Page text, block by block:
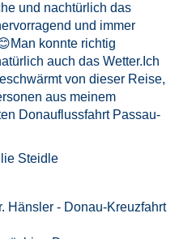
und nachtürlich das
und immer
konnte richtig
auch das Wetter.Ich
von dieser Reise,
aus meinem
Donauflussfahrt Passau-
Steidle
Hänsler - Donau-Kreuzfahrt